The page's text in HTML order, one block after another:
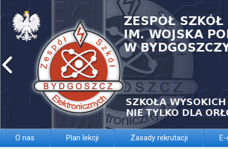
O nas Plan lekcji Zasady rekrutacji